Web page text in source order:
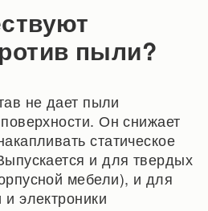
пыли?
не дает пыли
Он снижает
статическое
и для твердых
мебели), и для
электроники